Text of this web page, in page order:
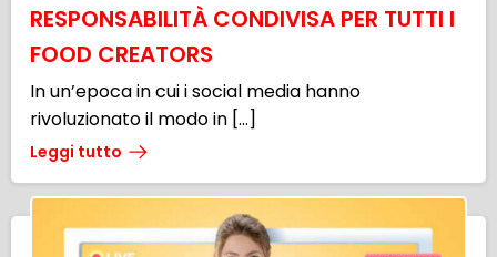
RESPONSABILITÀ CONDIVISA PER TUTTI I
FOOD CREATORS
In un’epoca in cui i social media hanno
rivoluzionato il modo in […]
Leggi tutto